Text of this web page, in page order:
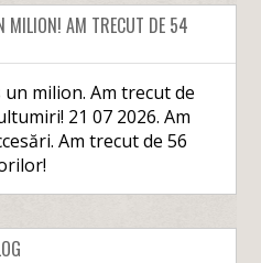
AM TRECUT DE 54
un milion. Am trecut de
21 07 2026. Am
Am trecut de 56